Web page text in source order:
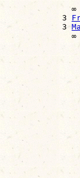
              ∞
            3
            3
              ∞